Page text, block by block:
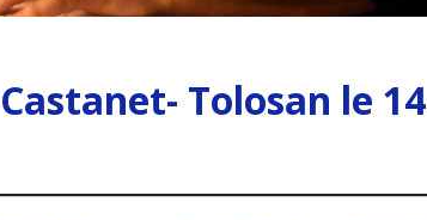
Castanet- Tolosan le 14